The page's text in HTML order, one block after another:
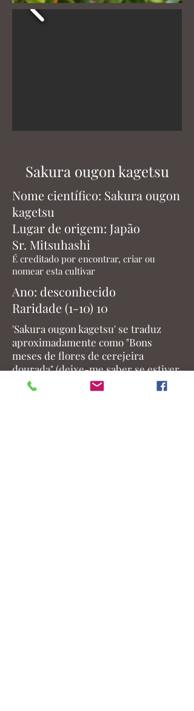
Sakura ougon kagetsu
Nome científico: Sakura ougon
kagetsu
Lugar de origem: Japão
Sr. Mitsuhashi
É creditado por encontrar, criar ou
nomear esta cultivar
Ano: desconhecido
Raridade (1-10) 10
'Sakura ougon kagetsu' se traduz
aproximadamente como "Bons
meses de flores de cerejeira
dourada" (deixe-me saber se estiver
errado). O nome implica que
florescerá enquanto jovem com